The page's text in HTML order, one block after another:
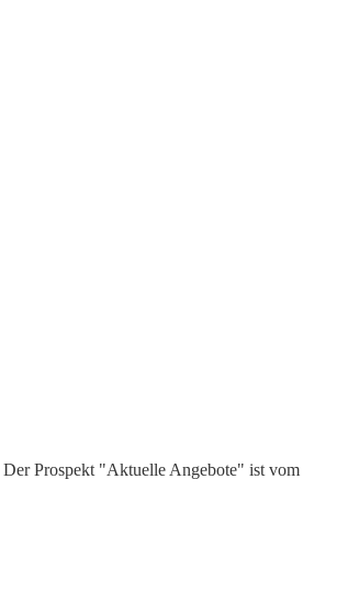
Der Prospekt "Aktuelle Angebote" ist vom